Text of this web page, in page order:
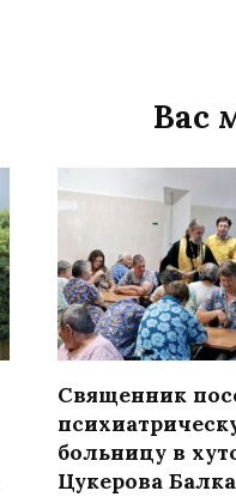
Вас
Священник
больницу в
Цукерова Балка